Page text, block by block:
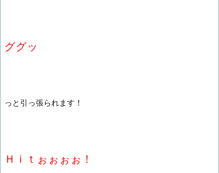
ググッ
っと引っ張られます！
Ｈｉｔぉぉぉぉ！